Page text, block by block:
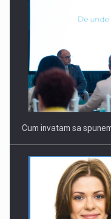
Cum invatam sa